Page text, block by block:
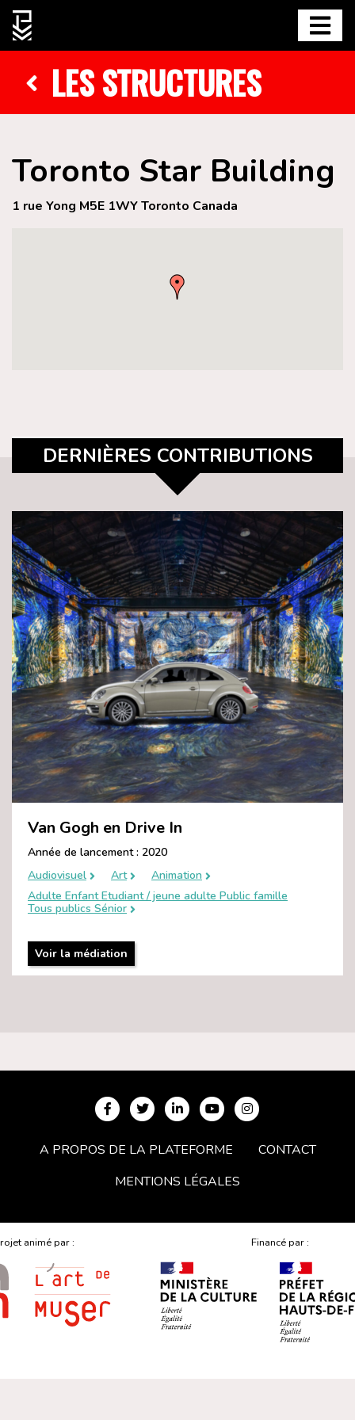
LES STRUCTURES
Toronto Star Building
1 rue Yong M5E 1WY Toronto Canada
DERNIÈRES CONTRIBUTIONS
Van Gogh en Drive In
Année de lancement : 2020
Audiovisuel
Art
Animation
Adulte Enfant Etudiant / jeune adulte Public famille
Tous publics Sénior
Voir la médiation
A PROPOS DE LA PLATEFORME
CONTACT
MENTIONS LÉGALES
animé par : Financé par :